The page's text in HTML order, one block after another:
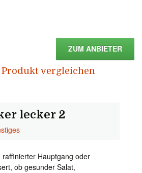
ZUM ANBIETER
vergleichen
lecker 2
Hauptgang oder
ob gesunder Salat,